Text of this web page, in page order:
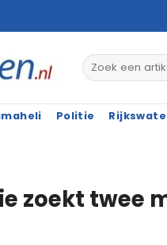
Politie
zoekt twee